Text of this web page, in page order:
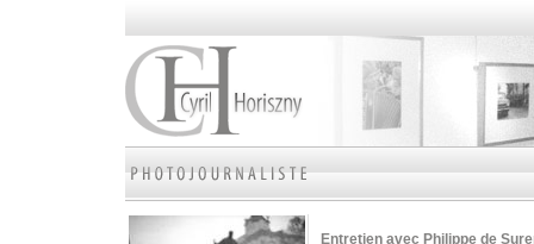
Entretien avec Philippe de